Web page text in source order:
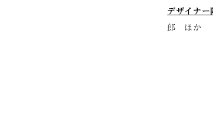
デザイナー
郎 ほか